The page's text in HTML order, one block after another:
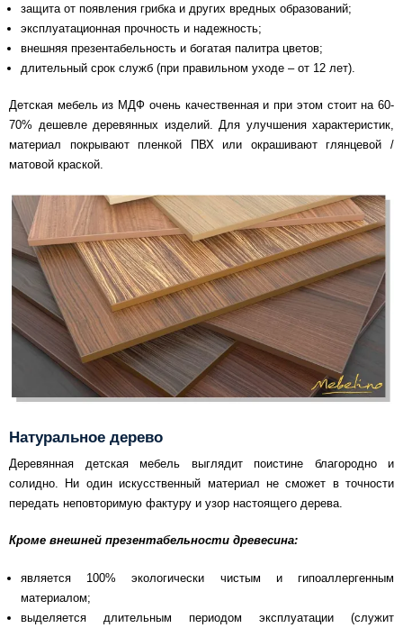
защита от появления грибка и других вредных образований;
эксплуатационная прочность и надежность;
внешняя презентабельность и богатая палитра цветов;
длительный срок служб (при правильном уходе – от 12 лет).
Детская мебель из МДФ очень качественная и при этом стоит на 60-
70% дешевле деревянных изделий. Для улучшения характеристик,
материал покрывают пленкой ПВХ или окрашивают глянцевой /
матовой краской.
Натуральное дерево
Деревянная детская мебель выглядит поистине благородно и
солидно. Ни один искусственный материал не сможет в точности
передать неповторимую фактуру и узор настоящего дерева.
Кроме внешней презентабельности древесина:
является 100% экологически чистым и гипоаллергенным
материалом;
выделяется длительным периодом эксплуатации (служит